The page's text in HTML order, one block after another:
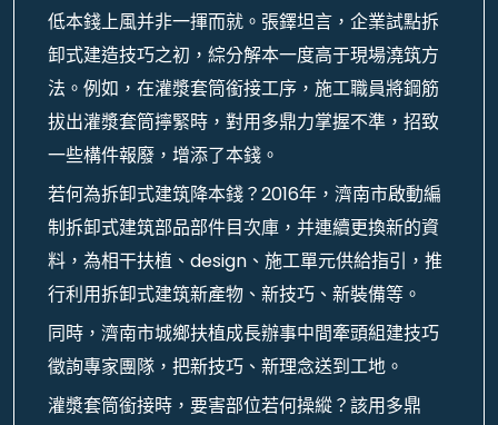
低本錢上風并非一揮而就。張鐸坦言，企業試點拆
卸式建造技巧之初，綜分解本一度高于現場澆筑方
法。例如，在灌漿套筒銜接工序，施工職員將鋼筋
拔出灌漿套筒擰緊時，對用多鼎力掌握不準，招致
一些構件報廢，增添了本錢。
若何為拆卸式建筑降本錢？2016年，濟南市啟動編
制拆卸式建筑部品部件目次庫，并連續更換新的資
料，為相干扶植、design、施工單元供給指引，推
行利用拆卸式建筑新產物、新技巧、新裝備等。
同時，濟南市城鄉扶植成長辦事中間牽頭組建技巧
徵詢專家團隊，把新技巧、新理念送到工地。
灌漿套筒銜接時，要害部位若何操縱？該用多鼎